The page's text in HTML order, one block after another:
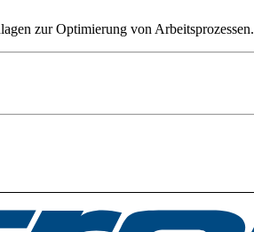
zur Optimierung von Arbeitsprozessen.